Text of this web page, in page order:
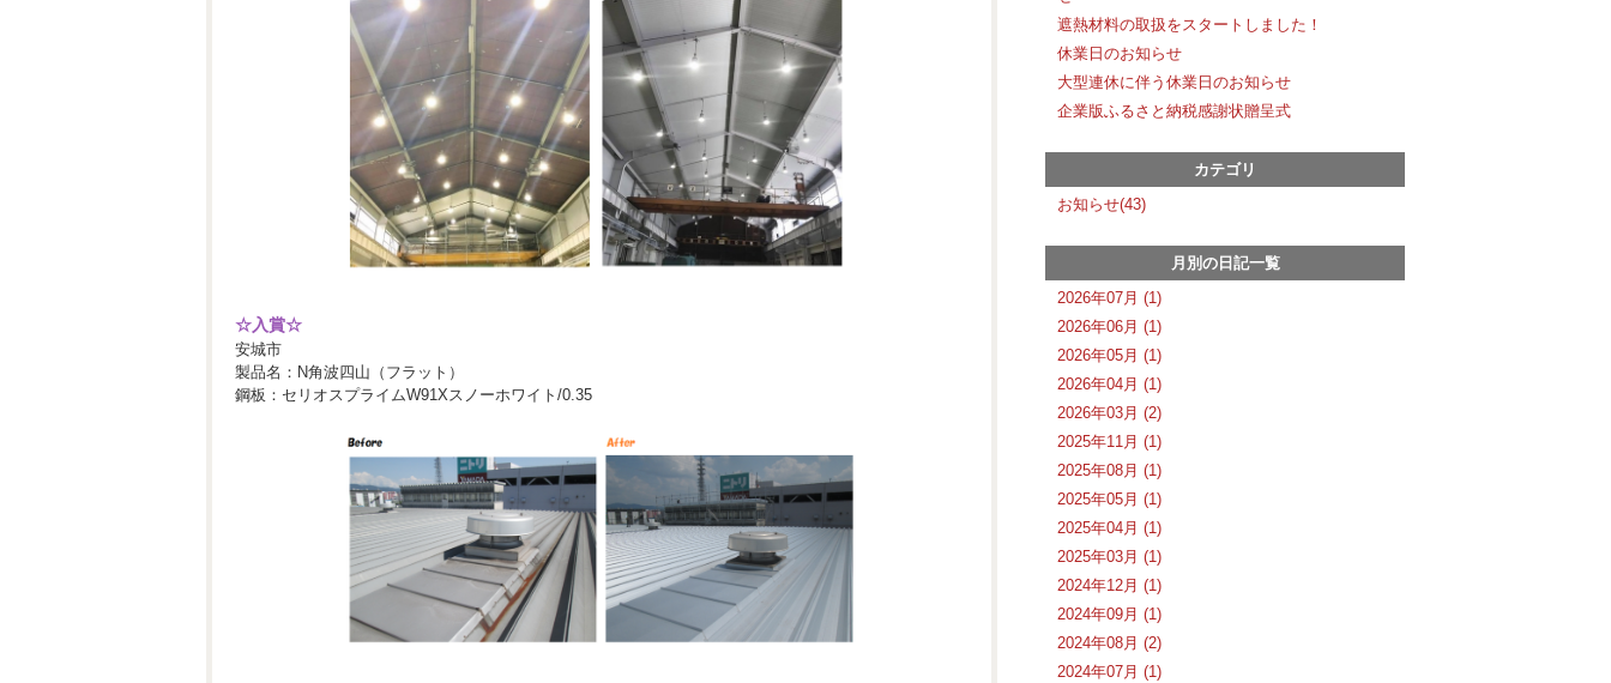
☆入賞☆
安城市
製品名：N角波四山（フラット）
鋼板：セリオスプライムW91Xスノーホワイト/0.35
遮熱材料の取扱をスタートしました！
休業日のお知らせ
大型連休に伴う休業日のお知らせ
企業版ふるさと納税感謝状贈呈式
カテゴリ
お知らせ(43)
月別の日記一覧
2026年07月 (1)
2026年06月 (1)
2026年05月 (1)
2026年04月 (1)
2026年03月 (2)
2025年11月 (1)
2025年08月 (1)
2025年05月 (1)
2025年04月 (1)
2025年03月 (1)
2024年12月 (1)
2024年09月 (1)
2024年08月 (2)
2024年07月 (1)